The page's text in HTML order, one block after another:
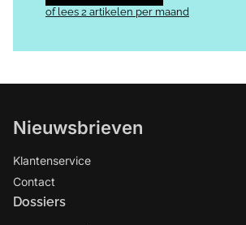
of lees 2 artikelen per maand
Nieuwsbrieven
Klantenservice
Contact
Dossiers